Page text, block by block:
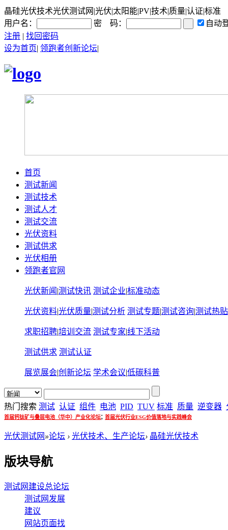
晶硅光伏技术光伏测试网|光伏|太阳能|PV|技术|质量|认证|标准
用户名：
密 码：
自动
注册 | 找回密码
设为首页| 领跑者创新论坛|
首页
测试新闻
测试技术
测试人才
测试交流
光伏资料
测试供求
光伏相册
领跑者官网
光伏新闻 |测试快讯 测试企业|标准动态
光伏资料|光伏质量|测试分析 测试专题|测试咨询|测试热贴
求职招聘|培训交流 测试专家|线下活动
测试供求 测试认证
展览展会|创新论坛 学术会议|低碳科普
热门搜索 测试 认证 组件 电池 PID TUV 标准 质量 逆变器
首届钙钛矿与叠层电池（华中）产业化论坛; 首届光伏行业ESG价值落地与实践峰会
光伏测试网 »论坛 › 光伏技术、生产论坛› 晶硅光伏技术
版块导航
测试网建设总论坛
测试网发展
建议
网站页面找